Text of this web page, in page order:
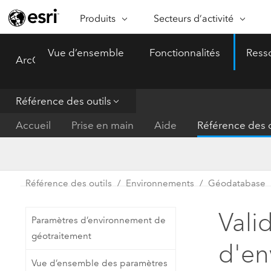
Produits
ARCGIS
ArcGIS Online
Plateforme de cartographie SaaS
ArcGIS Enterprise
la cartographie
Secteurs d’activité
SECTEURS D’ACTIVITÉ
Protection de
Fournisseurs d’énergie
Santé et services à la
Administrations nationales
ArcGIS Pro
Vue d’ensemble Fonctionnalités
Référence des outils
Accueil
Prise en main Aide Référence des
Référence des outils Environnements Géodatabase
Paramètres d’environnement de
géotraitement
Vue d’ensemble des paramètres